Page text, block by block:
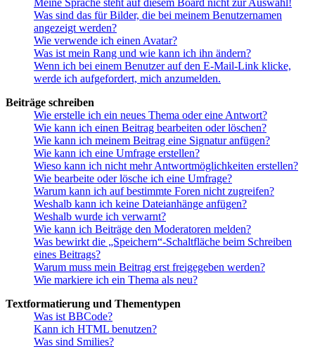
Meine Sprache steht auf diesem Board nicht zur Auswahl!
Was sind das für Bilder, die bei meinem Benutzernamen
angezeigt werden?
Wie verwende ich einen Avatar?
Was ist mein Rang und wie kann ich ihn ändern?
Wenn ich bei einem Benutzer auf den E-Mail-Link klicke,
werde ich aufgefordert, mich anzumelden.
Beiträge schreiben
Wie erstelle ich ein neues Thema oder eine Antwort?
Wie kann ich einen Beitrag bearbeiten oder löschen?
Wie kann ich meinem Beitrag eine Signatur anfügen?
Wie kann ich eine Umfrage erstellen?
Wieso kann ich nicht mehr Antwortmöglichkeiten erstellen?
Wie bearbeite oder lösche ich eine Umfrage?
Warum kann ich auf bestimmte Foren nicht zugreifen?
Weshalb kann ich keine Dateianhänge anfügen?
Weshalb wurde ich verwarnt?
Wie kann ich Beiträge den Moderatoren melden?
Was bewirkt die „Speichern“-Schaltfläche beim Schreiben
eines Beitrags?
Warum muss mein Beitrag erst freigegeben werden?
Wie markiere ich ein Thema als neu?
Textformatierung und Thementypen
Was ist BBCode?
Kann ich HTML benutzen?
Was sind Smilies?